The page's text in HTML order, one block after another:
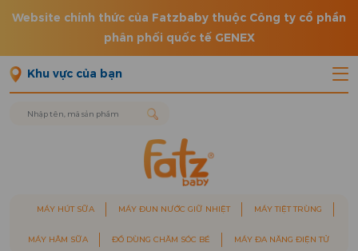
Website chính thức của Fatzbaby thuộc Công ty cổ phần
phân phối quốc tế GENEX
Khu vực của bạn
MÁY HÚT SỮA MÁY ĐUN NƯỚC GIỮ NHIỆT MÁY TIỆT TRÙNG
MÁY HÂM SỮA ĐỒ DÙNG CHĂM SÓC BÉ MÁY ĐA NĂNG ĐIỆN TỬ